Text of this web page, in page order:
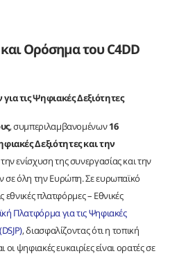
Ορόσημα του C4DD
τις Ψηφιακές Δεξιότητες
, συμπεριλαμβανομένων16
Δεξιότητες και την
ενίσχυση της συνεργασίας και την
σε όλη την Ευρώπη. Σε ευρωπαϊκό
εθνικές πλατφόρμες – Εθνικές
Πλατφόρμα για τις Ψηφιακές
, διασφαλίζοντας ότι η τοπική
οι ψηφιακές ευκαιρίες είναι ορατές σε